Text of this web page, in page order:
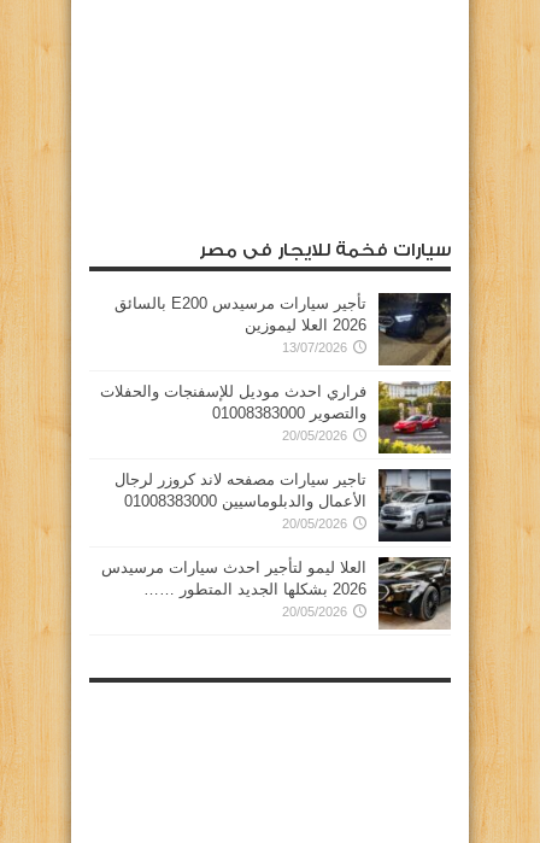
سيارات فخمة للايجار فى مصر
تأجير سيارات مرسيدس E200 بالسائق
2026 العلا ليموزين
13/07/2026
فراري احدث موديل للإسفنجات والحفلات
والتصوير 01008383000
20/05/2026
تاجير سيارات مصفحه لاند كروزر لرجال
الأعمال والدبلوماسيين 01008383000
20/05/2026
العلا ليمو لتأجير احدث سيارات مرسيدس
2026 بشكلها الجديد المتطور ……
20/05/2026